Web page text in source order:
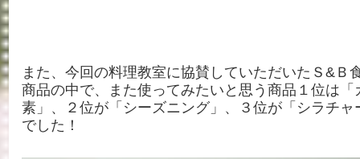
また、今回の料理教室に協賛していただいたＳ&Ｂ
商品の中で、また使ってみたいと思う商品１位は「
素」、２位が「シーズニング」、３位が「シラチャ
でした！